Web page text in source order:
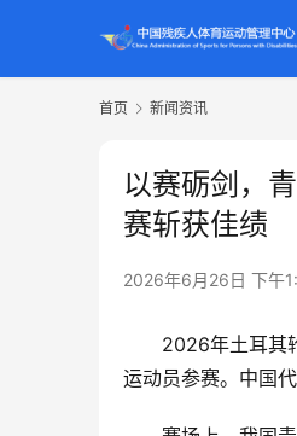
首页 新闻资讯
以赛砺剑，
赛斩获佳绩
2026年6月26日 下午
2026年土耳其
运动员参赛。中国